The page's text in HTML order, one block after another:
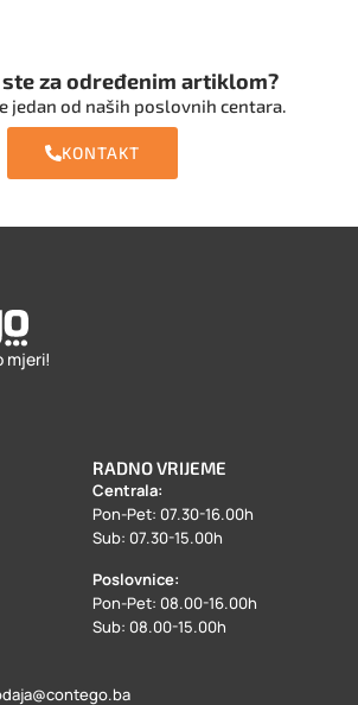
za određenim artiklom?
jedan od naših poslovnih centara.
KONTAKT
mjeri!
RADNO VRIJEME
Centrala:
Pon-Pet: 07.30-16.00h
Sub: 07.30-15.00h
Poslovnice:
Pon-Pet: 08.00-16.00h
Sub: 08.00-15.00h